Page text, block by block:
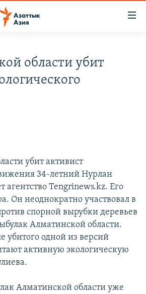
области убит
убит активист
34-летний Нурлан
агентство Tengrinews.kz. Его
Он неоднократно участвовал в
спорной вырубки деревьев
Алматинской области.
убитого одной из версий
активную экологическую
Алматинской области уже